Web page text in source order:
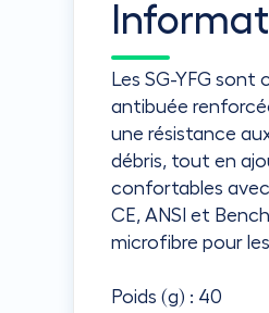
Les SG-YFG
antibuée
une résistance
débris, tout en
confortables
CE, ANSI et
microfibre pour
Poids (g) : 40